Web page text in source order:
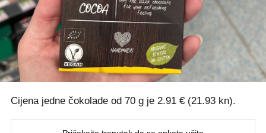
Cijena jedne čokolade od 70 g je 2.91 € (21.93 kn).